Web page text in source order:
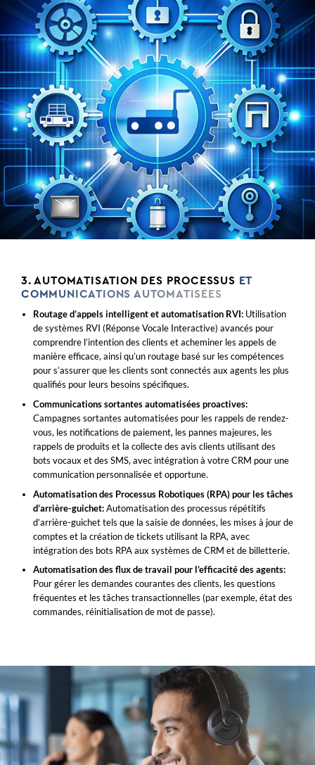
3. AUTOMATISATION DES PROCESSUS ET
COMMUNICATIONS AUTOMATISÉES
Routage d’appels intelligent et automatisation RVI:Utilisation
de systèmes RVI (Réponse Vocale Interactive) avancés pour
comprendre l’intention des clients et acheminer les appels de
manière efficace, ainsi qu’un routage basé sur les compétences
pour s’assurer que les clients sont connectés aux agents les plus
qualifiés pour leurs besoins spécifiques.
Communications sortantes automatisées proactives:
Campagnes sortantes automatisées pour les rappels de rendez-
vous, les notifications de paiement, les pannes majeures, les
rappels de produits et la collecte des avis clients utilisant des
bots vocaux et des SMS, avec intégration à votre CRM pour une
communication personnalisée et opportune.
Automatisation des Processus Robotiques (RPA) pour les tâches
d’arrière-guichet:Automatisation des processus répétitifs
d’arrière-guichet tels que la saisie de données, les mises à jour de
comptes et la création de tickets utilisant la RPA, avec
intégration des bots RPA aux systèmes de CRM et de billetterie.
Automatisation des flux de travail pour l’efficacité des agents:
Pour gérer les demandes courantes des clients, les questions
fréquentes et les tâches transactionnelles (par exemple, état des
commandes, réinitialisation de mot de passe).